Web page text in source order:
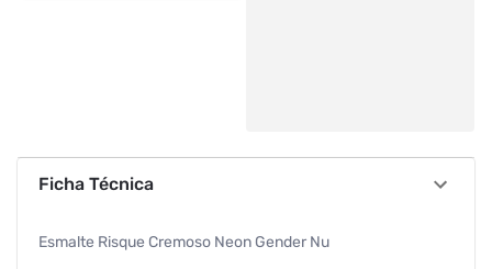
Ficha Técnica
Esmalte Risque Cremoso Neon Gender Nu